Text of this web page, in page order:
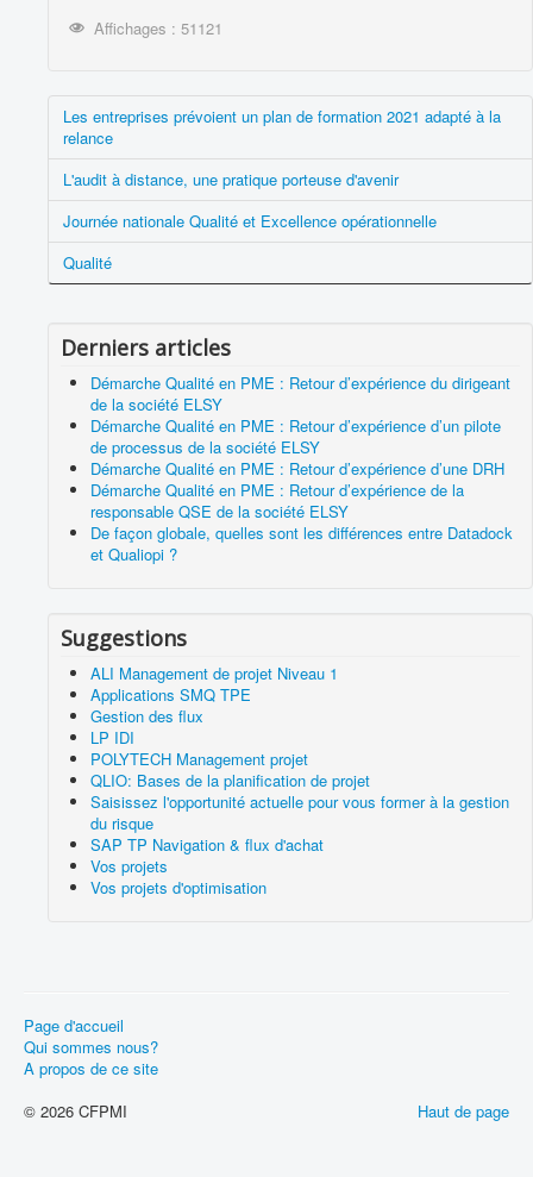
Affichages : 51121
Les entreprises prévoient un plan de formation 2021 adapté à la
relance
L'audit à distance, une pratique porteuse d'avenir
Journée nationale Qualité et Excellence opérationnelle
Qualité
Derniers articles
Démarche Qualité en PME : Retour d’expérience du dirigeant
de la société ELSY
Démarche Qualité en PME : Retour d’expérience d’un pilote
de processus de la société ELSY
Démarche Qualité en PME : Retour d’expérience d’une DRH
Démarche Qualité en PME : Retour d’expérience de la
responsable QSE de la société ELSY
De façon globale, quelles sont les différences entre Datadock
et Qualiopi ?
Suggestions
ALI Management de projet Niveau 1
Applications SMQ TPE
Gestion des flux
LP IDI
POLYTECH Management projet
QLIO: Bases de la planification de projet
Saisissez l'opportunité actuelle pour vous former à la gestion
du risque
SAP TP Navigation & flux d'achat
Vos projets
Vos projets d'optimisation
Page d'accueil
Qui sommes nous?
A propos de ce site
Haut de page
© 2026 CFPMI